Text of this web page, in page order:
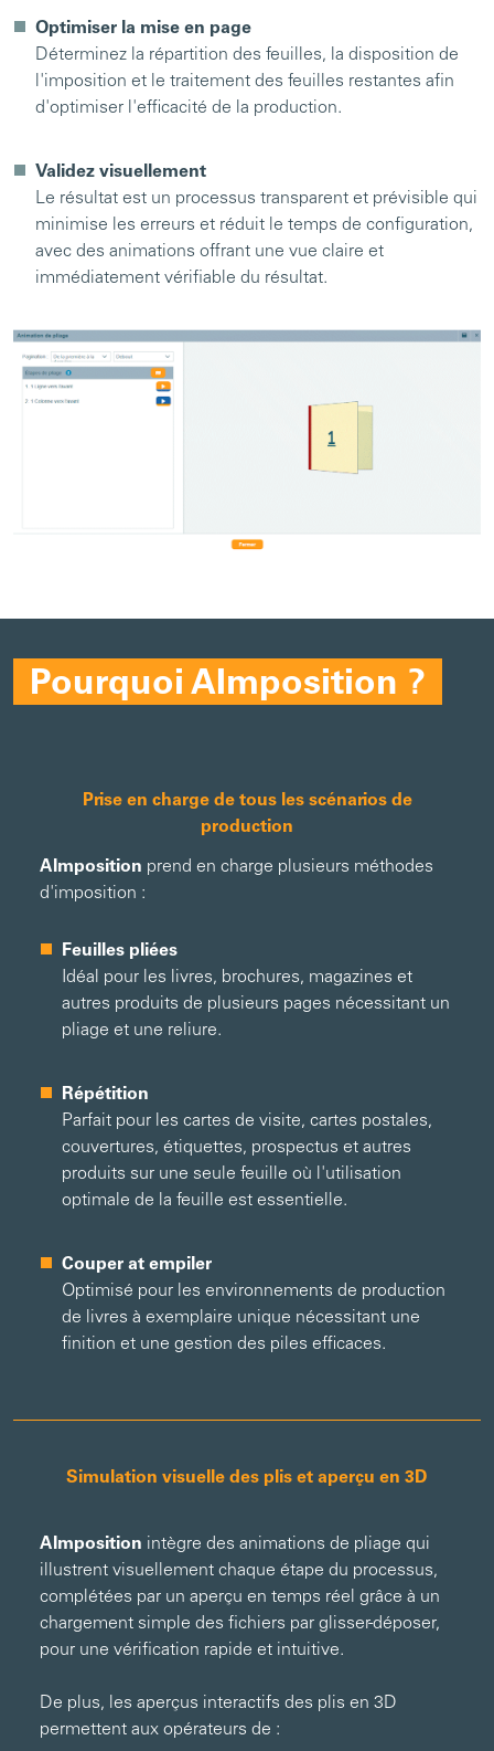
Optimiser la mise en page
Déterminez la répartition des feuilles, la disposition de
l'imposition et le traitement des feuilles restantes afin
d'optimiser l'efficacité de la production.
Validez visuellement
Le résultat est un processus transparent et prévisible qui
minimise les erreurs et réduit le temps de configuration,
avec des animations offrant une vue claire et
immédiatement vérifiable du résultat.
Pourquoi AImposition ?
Prise en charge de tous les scénarios de
production
AImposition prend en charge plusieurs méthodes
d'imposition :
Feuilles pliées
Idéal pour les livres, brochures, magazines et
autres produits de plusieurs pages nécessitant un
pliage et une reliure.
Répétition
Parfait pour les cartes de visite, cartes postales,
couvertures, étiquettes, prospectus et autres
produits sur une seule feuille où l'utilisation
optimale de la feuille est essentielle.
Couper at empiler
Optimisé pour les environnements de production
de livres à exemplaire unique nécessitant une
finition et une gestion des piles efficaces.
Simulation visuelle des plis et aperçu en 3D
AImposition intègre des animations de pliage qui
illustrent visuellement chaque étape du processus,
complétées par un aperçu en temps réel grâce à un
chargement simple des fichiers par glisser-déposer,
pour une vérification rapide et intuitive.
De plus, les aperçus interactifs des plis en 3D
permettent aux opérateurs de :